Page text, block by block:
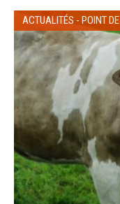
ACTUALITÉS - POINT